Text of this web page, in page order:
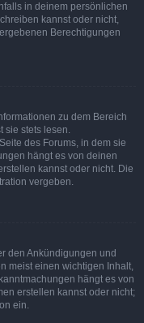
in deinem persönlichen
kannst oder nicht,
Berechtigungen
zu dem Bereich
sie stets lesen.
des Forums, in dem sie
hängt es von deinen
kannst oder nicht. Die
vergeben.
den Ankündigungen und
meist einen wichtigen Inhalt,
hängt es von
erstellen kannst oder nicht;
ein.